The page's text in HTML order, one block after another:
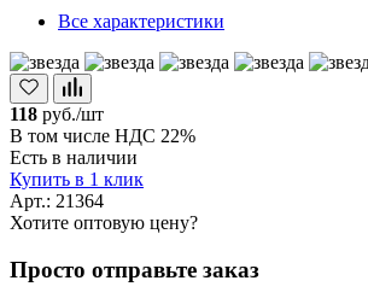
Все характеристики
118 руб./шт
В том числе НДС 22%
Есть в наличии
Купить в 1 клик
Арт.: 21364
Хотите оптовую цену?
Просто отправьте заказ